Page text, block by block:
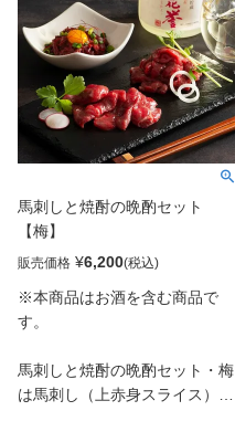
馬刺しと焼酎の晩酌セット
【梅】
販売価格 ¥6,200
※本商品はお酒を含む商品で
す。
馬刺しと焼酎の晩酌セット・梅
は馬刺し（上赤身スライス）と